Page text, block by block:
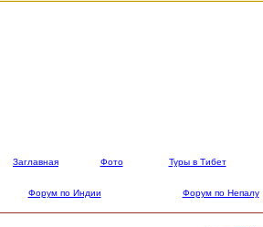
Заглавная Фото Туры в Тибет
Форум по Индии Форум по Непалу